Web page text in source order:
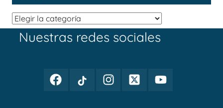
Categorías
Nuestras redes sociales
FacebookTikTok
InstagramTwitterYoutube